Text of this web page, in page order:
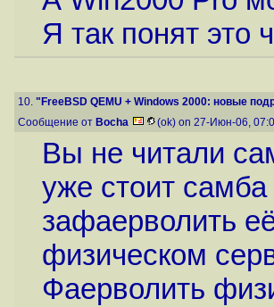
Я так понят это
10. "FreeBSD QEMU + Windows 2000: новые
Сообщение от Bocha (ok) on 27-Июн-06,
Вы не читали
уже стоит
зафаерволить
физическом
Фаерволить